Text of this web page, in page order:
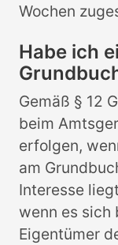
Wochen
Habe ich
Gemäß § 12
beim
erfolgen,
am
Interesse
wenn es sich
Eigentümer